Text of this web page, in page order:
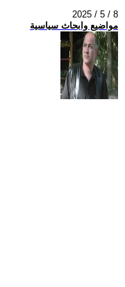
2025 / 5 / 8
مواضيع وابحاث سياسية